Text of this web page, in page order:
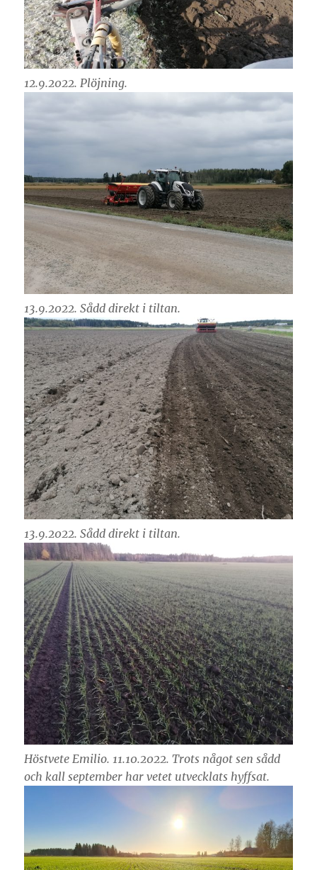
12.9.2022. Plöjning.
13.9.2022. Sådd direkt i tiltan.
13.9.2022. Sådd direkt i tiltan.
Höstvete Emilio. 11.10.2022. Trots något sen sådd
och kall september har vetet utvecklats hyffsat.